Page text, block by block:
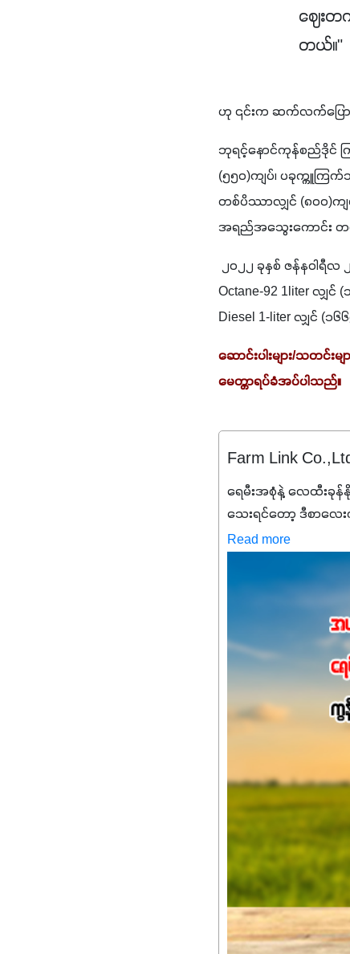
ဈေးတ
တယ်။"
ဟု ၎င်းက ဆက်လက်ပြေ
ဘုရင့်နောင်ကုန်စည်ဒိုင်
(၅၅၀)ကျပ်၊ ပခုက္ကူက
တစ်ပိဿာလျှင် (၈၀၀)ကျ
အရည်အသွေးကောင်း တစ်
၂၀၂၂ ခုနှစ် ဇန်နဝါရီလ
Octane-92 1liter လျှင် (
Diesel 1-liter လျှင် (၁
ဆောင်းပါးများ/သတင်
မေတ္တာရပ်ခံအပ်ပါသည်။
Farm Link
ရေမီးအစုံနဲ့ လေထီးခုန်
သေးရင်တော့ ဒီစာလ
မစ်အက်စစ်တို့ အချိုးကျ
နိုက်ထရိုဂျင် 19%ပါ
ချက်လုပ်မှုအားကောင်
သင့်တော်တဲ့
တယ်။ ဒါ့အပြင် ပန်း
Potassium 8%က
အရသာ ပိုမိုကောင်းမွ
အာဟာရဓာတ်စုပ်ယူမှုက
အကျိုးကျေးဇူးများစွ
အားလုံးမှာ အသုံးပြုနို
မလို့ အတွေးမများဘဲ
Read more